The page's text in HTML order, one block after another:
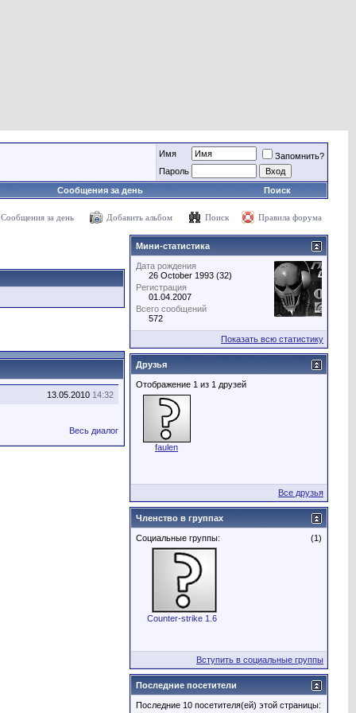
Имя
Запомнить?
Пароль
Сообщения за день Поиск
Сообщения за день Добавить альбом Поиск Правила форума
13.05.2010 14:32
Весь диалог
Мини-статистика
Дата рождения
26 October 1993 (32)
Регистрация
01.04.2007
Всего сообщений
572
Показать всю статистику
Друзья
Отображение 1 из 1 друзей
faulen
Все друзья
Членство в группах
(1)
Социальные группы:
Counter-strike 1.6
Вступить в социальные группы
Последние посетители
Последние 10 посетителя(ей) этой страницы: